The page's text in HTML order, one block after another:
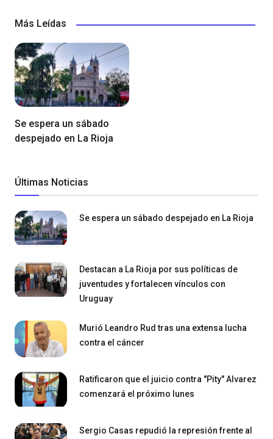
Más Leídas
Se espera un sábado
despejado en La Rioja
Últimas Noticias
Se espera un sábado despejado en La Rioja
Destacan a La Rioja por sus políticas de
juventudes y fortalecen vínculos con
Uruguay
Murió Leandro Rud tras una extensa lucha
contra el cáncer
Ratificaron que el juicio contra "Pity" Alvarez
comenzará el próximo lunes
Sergio Casas repudió la represión frente al